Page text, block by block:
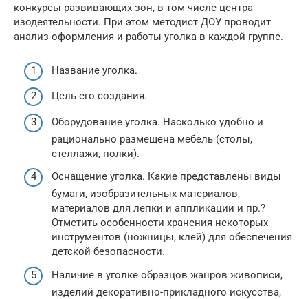
конкурсы развивающих зон, в том числе центра
изодеятельности. При этом методист ДОУ проводит
анализ оформления и работы уголка в каждой группе.
Название уголка.
Цель его создания.
Оборудование уголка. Насколько удобно и
рационально размещена мебель (столы,
стеллажи, полки).
Оснащение уголка. Какие представлены виды
бумаги, изобразительных материалов,
материалов для лепки и аппликации и пр.?
Отметить особенности хранения некоторых
инструментов (ножницы, клей) для обеспечения
детской безопасности.
Наличие в уголке образцов жанров живописи,
изделий декоративно-прикладного искусства,